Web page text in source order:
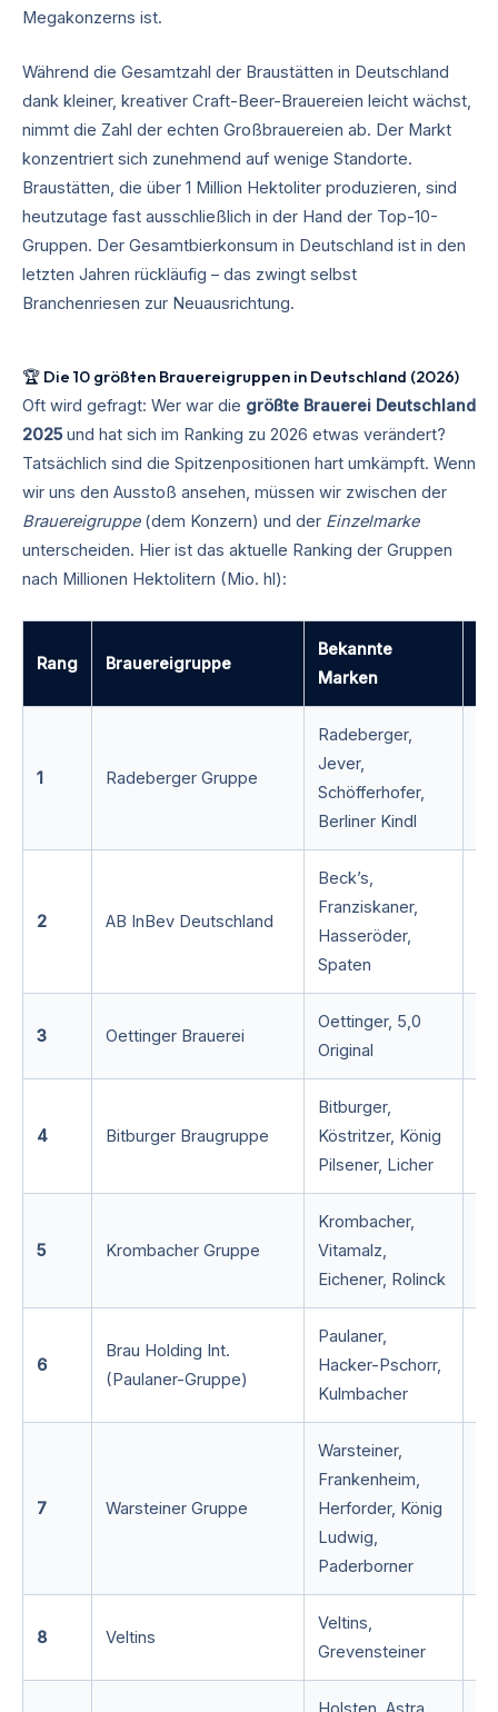
Megakonzerns ist.
Während die Gesamtzahl der Braustätten in Deutschland
dank kleiner, kreativer Craft-Beer-Brauereien leicht wächst,
nimmt die Zahl der echten Großbrauereien ab. Der Markt
konzentriert sich zunehmend auf wenige Standorte.
Braustätten, die über 1 Million Hektoliter produzieren, sind
heutzutage fast ausschließlich in der Hand der Top-10-
Gruppen. Der Gesamtbierkonsum in Deutschland ist in den
letzten Jahren rückläufig – das zwingt selbst
Branchenriesen zur Neuausrichtung.
🏆 Die 10 größten Brauereigruppen in Deutschland (2026)
Oft wird gefragt: Wer war die größte Brauerei Deutschland
2025und hat sich im Ranking zu 2026 etwas verändert?
Tatsächlich sind die Spitzenpositionen hart umkämpft. Wenn
wir uns den Ausstoß ansehen, müssen wir zwischen der
Brauereigruppe(dem Konzern) und der Einzelmarke
unterscheiden. Hier ist das aktuelle Ranking der Gruppen
nach Millionen Hektolitern (Mio. hl):
Rang Brauereigruppe
Bekannte
Marken
1 Radeberger Gruppe
Radeberger,
Jever,
Schöfferhofer,
Berliner Kindl
2 AB InBev Deutschland
Beck’s,
Franziskaner,
Hasseröder,
Spaten
3 Oettinger Brauerei
Oettinger, 5,0
Original
4 Bitburger Braugruppe
Bitburger,
Köstritzer, König
Pilsener, Licher
5 Krombacher Gruppe
Krombacher,
Vitamalz,
Eichener, Rolinck
6
Brau Holding Int.
(Paulaner-Gruppe)
Paulaner,
Hacker-Pschorr,
Kulmbacher
7 Warsteiner Gruppe
Warsteiner,
Frankenheim,
Herforder, König
Ludwig,
Paderborner
8 Veltins
Veltins,
Grevensteiner